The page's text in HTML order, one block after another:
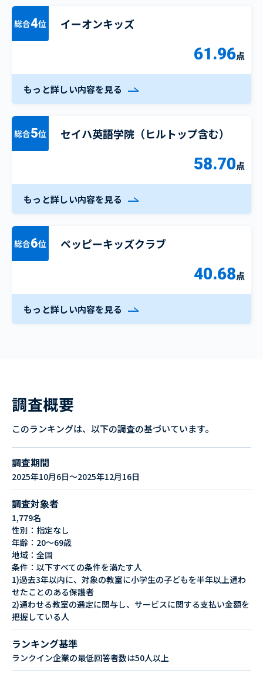
総合4位 イーオンキッズ
61.96点
もっと詳しい内容を見る
総合5位 セイハ英語学院（ヒルトップ含む）
58.70点
もっと詳しい内容を見る
総合6位 ペッピーキッズクラブ
40.68点
もっと詳しい内容を見る
調査概要
このランキングは、以下の調査の基づいています。
調査期間
2025年10月6日～2025年12月16日
調査対象者
1,779名
性別：指定なし
年齢：20～69歳
地域：全国
条件：以下すべての条件を満たす人
1)過去3年以内に、対象の教室に小学生の子どもを半年以上通わ
せたことのある保護者
2)通わせる教室の選定に関与し、サービスに関する支払い金額を
把握している人
ランキング基準
ランクイン企業の最低回答者数は50人以上